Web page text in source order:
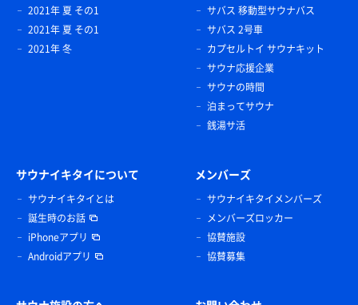
2021年 夏 その1
2021年 夏 その1
2021年 冬
サバス 移動型サウナバス
サバス 2号車
カプセルトイ サウナキット
サウナ応援企業
サウナの時間
泊まってサウナ
銭湯サ活
サウナイキタイについて
サウナイキタイとは
誕生時のお話
iPhoneアプリ
Androidアプリ
メンバーズ
サウナイキタイメンバーズ
メンバーズロッカー
協賛施設
協賛募集